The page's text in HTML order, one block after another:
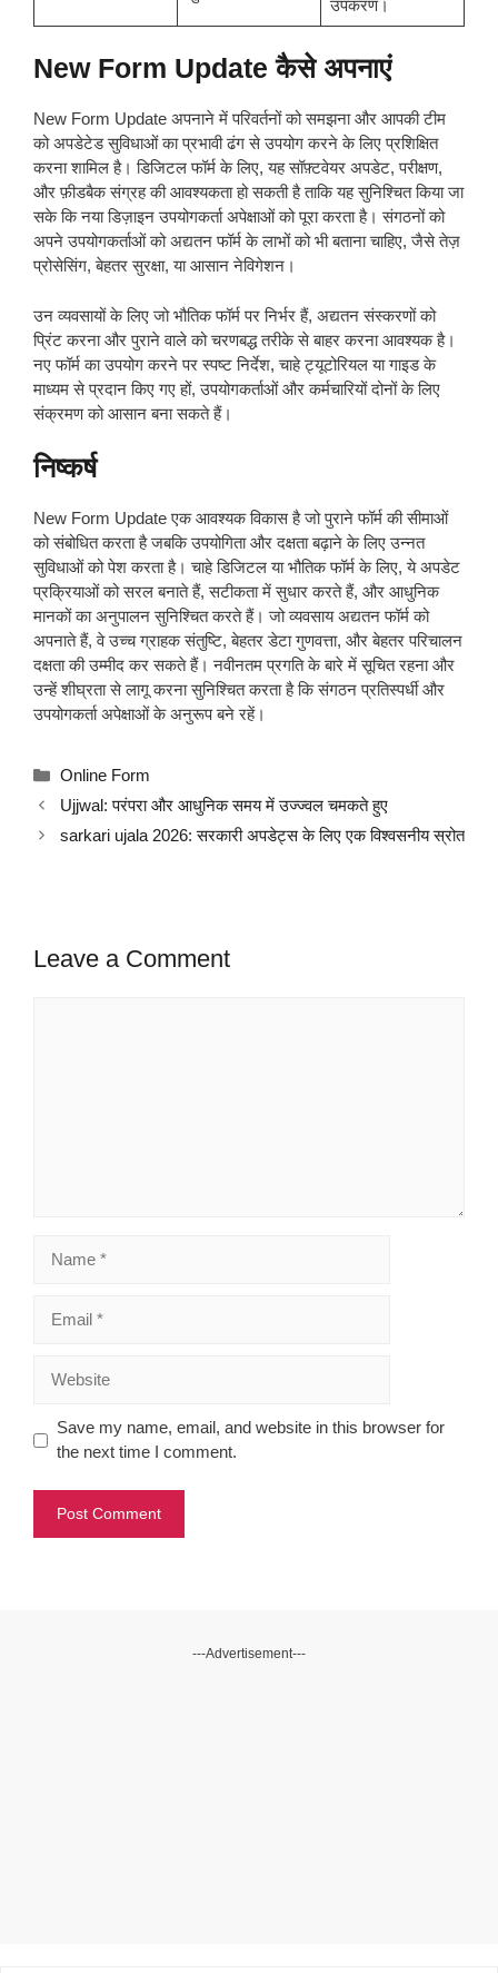
उपकरण।
New Form Update कैसे अपनाएं
New Form Update अपनाने में परिवर्तनों को समझना और आपकी टीम
को अपडेटेड सुविधाओं का प्रभावी ढंग से उपयोग करने के लिए प्रशिक्षित
करना शामिल है। डिजिटल फॉर्म के लिए, यह सॉफ़्टवेयर अपडेट, परीक्षण,
और फ़ीडबैक संग्रह की आवश्यकता हो सकती है ताकि यह सुनिश्चित किया जा
सके कि नया डिज़ाइन उपयोगकर्ता अपेक्षाओं को पूरा करता है। संगठनों को
अपने उपयोगकर्ताओं को अद्यतन फॉर्म के लाभों को भी बताना चाहिए, जैसे तेज़
प्रोसेसिंग, बेहतर सुरक्षा, या आसान नेविगेशन।
उन व्यवसायों के लिए जो भौतिक फॉर्म पर निर्भर हैं, अद्यतन संस्करणों को
प्रिंट करना और पुराने वाले को चरणबद्ध तरीके से बाहर करना आवश्यक है।
नए फॉर्म का उपयोग करने पर स्पष्ट निर्देश, चाहे ट्यूटोरियल या गाइड के
माध्यम से प्रदान किए गए हों, उपयोगकर्ताओं और कर्मचारियों दोनों के लिए
संक्रमण को आसान बना सकते हैं।
निष्कर्ष
New Form Update एक आवश्यक विकास है जो पुराने फॉर्म की सीमाओं
को संबोधित करता है जबकि उपयोगिता और दक्षता बढ़ाने के लिए उन्नत
सुविधाओं को पेश करता है। चाहे डिजिटल या भौतिक फॉर्म के लिए, ये अपडेट
प्रक्रियाओं को सरल बनाते हैं, सटीकता में सुधार करते हैं, और आधुनिक
मानकों का अनुपालन सुनिश्चित करते हैं। जो व्यवसाय अद्यतन फॉर्म को
अपनाते हैं, वे उच्च ग्राहक संतुष्टि, बेहतर डेटा गुणवत्ता, और बेहतर परिचालन
दक्षता की उम्मीद कर सकते हैं। नवीनतम प्रगति के बारे में सूचित रहना और
उन्हें शीघ्रता से लागू करना सुनिश्चित करता है कि संगठन प्रतिस्पर्धी और
उपयोगकर्ता अपेक्षाओं के अनुरूप बने रहें।
Categories
Online Form
Ujjwal: परंपरा और आधुनिक समय में उज्ज्वल चमकते हुए
sarkari ujala 2026: सरकारी अपडेट्स के लिए एक विश्वसनीय स्रोत
Leave a Comment
Save my name, email, and website in this browser for
the next time I comment.
---Advertisement---